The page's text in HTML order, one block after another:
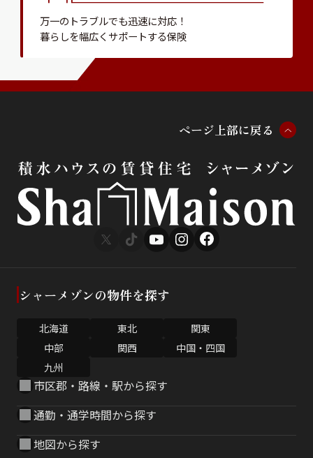
万一のトラブルでも迅速に対応！
暮らしを幅広くサポートする保険
ページ 上部に戻る
シャーメゾンの物件を探す
北海道 東北
関東
中部
関西
中国・四国
九州
市区郡・路線・駅から探す
通勤・通学時間から探す
地図から探す